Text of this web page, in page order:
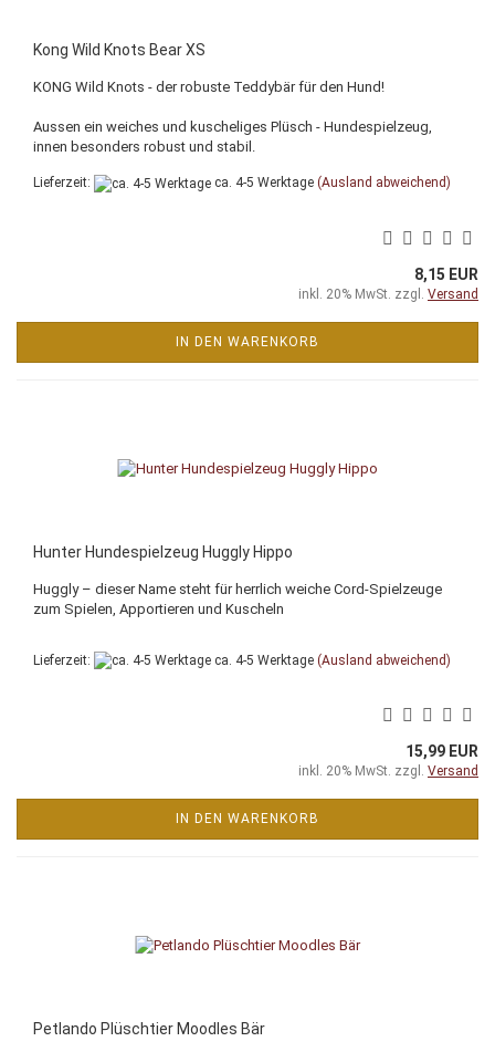
Kong Wild Knots Bear XS
KONG Wild Knots - der robuste Teddybär für den Hund!
Aussen ein weiches und kuscheliges Plüsch - Hundespielzeug,
innen besonders robust und stabil.
Lieferzeit: ca. 4-5 Werktage (Ausland abweichend)
8,15 EUR
inkl. 20% MwSt. zzgl. Versand
IN DEN WARENKORB
Hunter Hundespielzeug Huggly Hippo
Huggly – dieser Name steht für herrlich weiche Cord-Spielzeuge
zum Spielen, Apportieren und Kuscheln
Lieferzeit: ca. 4-5 Werktage (Ausland abweichend)
15,99 EUR
inkl. 20% MwSt. zzgl. Versand
IN DEN WARENKORB
Petlando Plüschtier Moodles Bär